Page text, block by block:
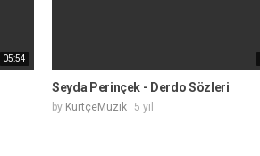
05:54
Seyda Perinçek - Derdo Sözleri
by KürtçeMüzik 5 yıl